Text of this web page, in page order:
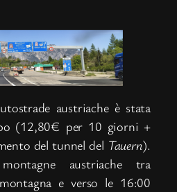
austriache è stata
(12,80€ per 10 giorni +
del tunnel del Tauern).
austriache tra
e verso le 16:00